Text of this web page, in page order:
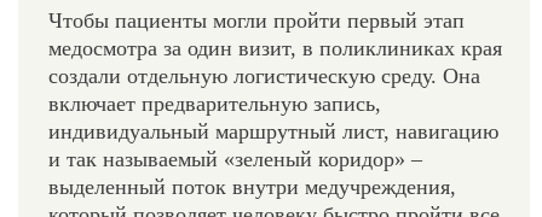
Чтобы пациенты могли пройти первый этап
медосмотра за один визит, в поликлиниках края
создали отдельную логистическую среду. Она
включает предварительную запись,
индивидуальный маршрутный лист, навигацию
и так называемый «зеленый коридор» –
выделенный поток внутри медучреждения,